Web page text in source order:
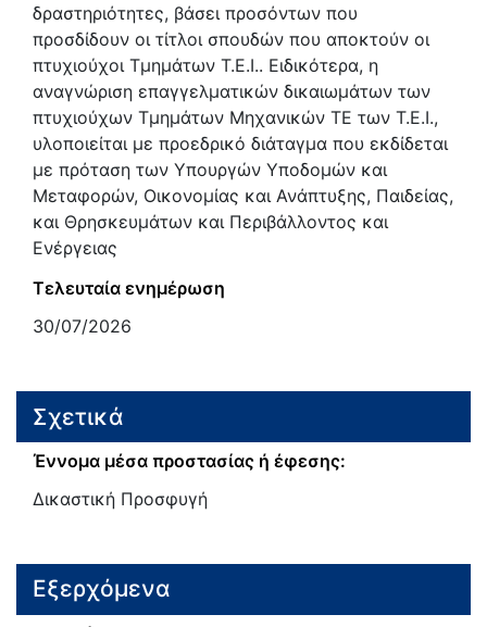
δραστηριότητες, βάσει προσόντων που
προσδίδουν οι τίτλοι σπουδών που αποκτούν οι
πτυχιούχοι Τμημάτων Τ.Ε.Ι.. Ειδικότερα, η
αναγνώριση επαγγελματικών δικαιωμάτων των
πτυχιούχων Τμημάτων Μηχανικών ΤΕ των Τ.Ε.Ι.,
υλοποιείται με προεδρικό διάταγμα που εκδίδεται
με πρόταση των Υπουργών Υποδομών και
Μεταφορών, Οικονομίας και Ανάπτυξης, Παιδείας,
και Θρησκευμάτων και Περιβάλλοντος και
Ενέργειας
Τελευταία ενημέρωση
30/07/2026
Σχετικά
Έννομα μέσα προστασίας ή έφεσης:
Δικαστική Προσφυγή
Εξερχόμενα